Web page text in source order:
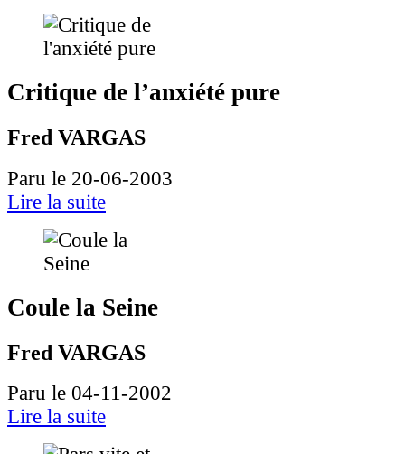
Critique de l’anxiété pure
Fred VARGAS
Paru le 20-06-2003
Lire la suite
Coule la Seine
Fred VARGAS
Paru le 04-11-2002
Lire la suite